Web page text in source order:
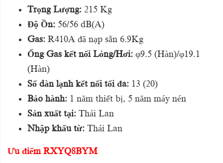
Trọng Lượng: 215 Kg
Độ Ồn: 56/56 dB(A)
Gas: R410A đã nạp sẵn 6.9Kg
Ống Gas kết nối Lỏng/Hơi: φ9.5 (Hàn)/φ19.1
(Hàn)
Số dàn lạnh kết nối tối đa: 13 (20)
Bảo hành: 1 năm thiết bị, 5 năm máy nén
Sản xuất tại: Thái Lan
Nhập khẩu từ: Thái Lan
Ưu điểm RXYQ8BYM